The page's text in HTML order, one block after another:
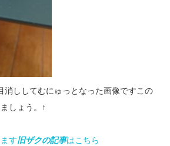
消ししてむにゅっとなった画像ですこの
しょう。↑
す旧ザクの記事はこちら